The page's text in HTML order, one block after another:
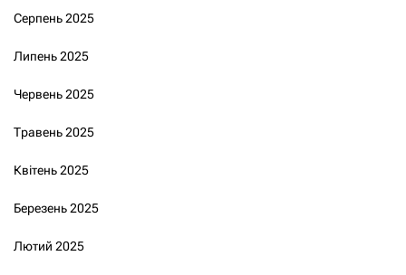
Серпень 2025
Липень 2025
Червень 2025
Травень 2025
Квітень 2025
Березень 2025
Лютий 2025